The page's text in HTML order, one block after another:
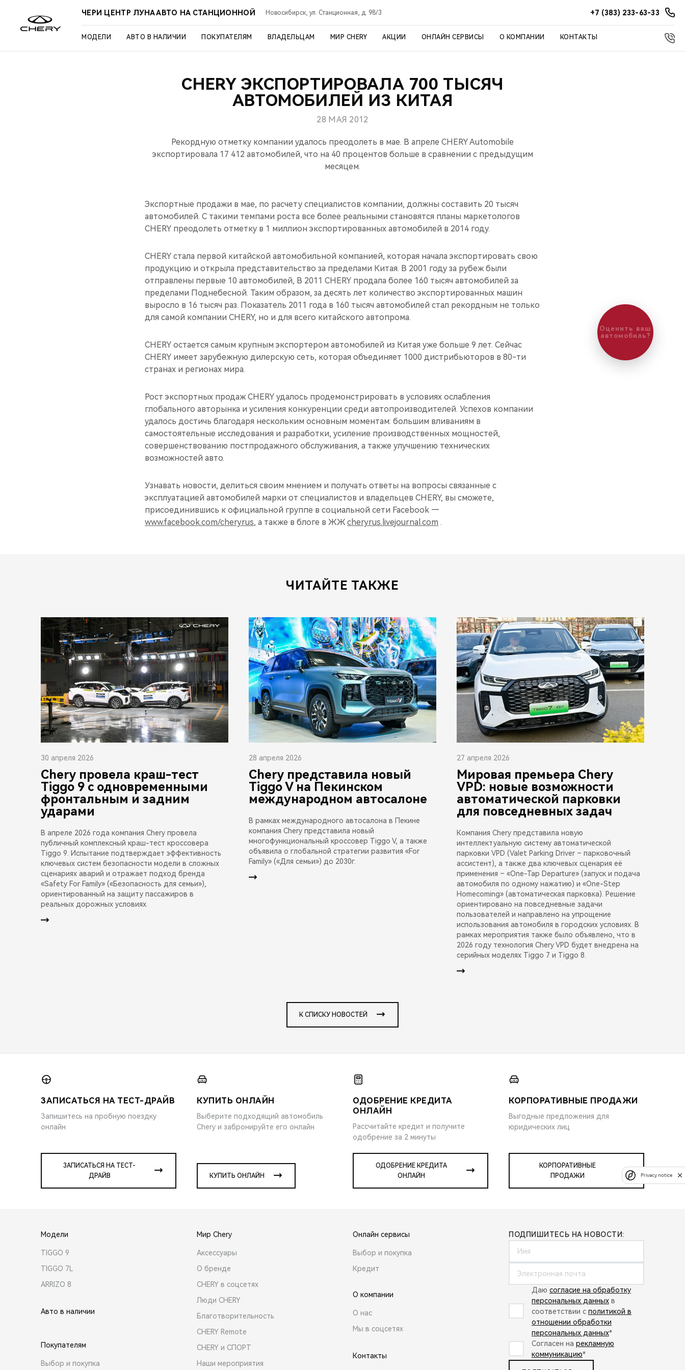
ЧЕРИ ЦЕНТР ЛУНА АВТО НА СТАНЦИОННОЙ Новосибирск, ул. Станционная, д. 98/3 +7 (383) 233-63-33
МОДЕЛИ АВТО В НАЛИЧИИ ПОКУПАТЕЛЯМ ВЛАДЕЛЬЦАМ МИР CHERY АКЦИИ ОНЛАЙН СЕРВИСЫ О КОМПАНИИ КОНТАКТЫ
CHERY ЭКСПОРТИРОВАЛА 700 ТЫСЯЧ
АВТОМОБИЛЕЙ ИЗ КИТАЯ
28 МАЯ 2012
Рекордную отметку компании удалось преодолеть в мае. В апреле CHERY Automobile
экспортировала 17 412 автомобилей, что на 40 процентов больше в сравнении с предыдущим
месяцем.
Экспортные продажи в мае, по расчету специалистов компании, должны составить 20 тысяч
автомобилей. С такими темпами роста все более реальными становятся планы маркетологов
CHERY преодолеть отметку в 1 миллион экспортированных автомобилей в 2014 году.
CHERY стала первой китайской автомобильной компанией, которая начала экспортировать свою
продукцию и открыла представительство за пределами Китая. В 2001 году за рубеж были
отправлены первые 10 автомобилей, В 2011 CHERY продала более 160 тысяч автомобилей за
пределами Поднебесной. Таким образом, за десять лет количество экспортированных машин
выросло в 16 тысяч раз. Показатель 2011 года в 160 тысяч автомобилей стал рекордным не только
для самой компании CHERY, но и для всего китайского автопрома.
CHERY остается самым крупным экспортером автомобилей из Китая уже больше 9 лет. Сейчас
CHERY имеет зарубежную дилерскую сеть, которая объединяет 1000 дистрибьюторов в 80-ти
странах и регионах мира.
Рост экспортных продаж CHERY удалось продемонстрировать в условиях ослабления
глобального авторынка и усиления конкуренции среди автопроизводителей. Успехов компании
удалось достичь благодаря нескольким основным моментам: большим вливаниям в
самостоятельные исследования и разработки, усиление производственных мощностей,
совершенствованию постпродажного обслуживания, а также улучшению технических
возможностей авто.
Узнавать новости, делиться своим мнением и получать ответы на вопросы связанные с
эксплуатацией автомобилей марки от специалистов и владельцев CHERY, вы сможете,
присоединившись к официальной группе в социальной сети Facebook —
www.facebook.com/cheryrus, а также в блоге в ЖЖcheryrus.livejournal.com .
ЧИТАЙТЕ ТАКЖЕ
30 апреля 2026
Chery провела краш-тест
Tiggo 9 с одновременными
фронтальным и задним
ударами
В апреле 2026 года компания Chery провела
публичный комплексный краш-тест кроссовера
Tiggo 9. Испытание подтверждает эффективность
ключевых систем безопасности модели в сложных
сценариях аварий и отражает подход бренда
«Safety For Family» («Безопасность для семьи»),
ориентированный на защиту пассажиров в
реальных дорожных условиях.
28 апреля 2026
Chery представила новый
Tiggo V на Пекинском
международном автосалоне
В рамках международного автосалона в Пекине
компания Chery представила новый
многофункциональный кроссовер Tiggo V, а также
объявила о глобальной стратегии развития «For
Family» («Для семьи») до 2030г.
27 апреля 2026
Мировая премьера Chery
VPD: новые возможности
автоматической парковки
для повседневных задач
Компания Chery представила новую
интеллектуальную систему автоматической
парковки VPD (Valet Parking Driver – парковочный
ассистент), а также два ключевых сценария её
применения – «One-Tap Departure» (запуск и подача
автомобиля по одному нажатию) и «One-Step
Homecoming» (автоматическая парковка). Решение
ориентировано на повседневные задачи
пользователей и направлено на упрощение
использования автомобиля в городских условиях. В
рамках мероприятия также было объявлено, что в
2026 году технология Chery VPD будет внедрена на
серийных моделях Tiggo 7 и Tiggo 8.
К СПИСКУ НОВОСТЕЙ
ЗАПИСАТЬСЯ НА ТЕСТ-ДРАЙВ
Запишитесь на пробную поездку
онлайн
ЗАПИСАТЬСЯ НА ТЕСТ-
ДРАЙВ
КУПИТЬ ОНЛАЙН
Выберите подходящий автомобиль
Chery и забронируйте его онлайн
КУПИТЬ ОНЛАЙН
ОДОБРЕНИЕ КРЕДИТА
ОНЛАЙН
Рассчитайте кредит и получите
одобрение за 2 минуты
ОДОБРЕНИЕ КРЕДИТА
ОНЛАЙН
КОРПОРАТИВНЫЕ ПРОДАЖИ
Выгодные предложения для
юридических лиц
КОРПОРАТИВНЫЕ
ПРОДАЖИ
Модели
TIGGO 9
TIGGO 7L
ARRIZO 8
Авто в наличии
Покупателям
Выбор и покупка
Мир Chery
Аксессуары
О бренде
CHERY в соцсетях
Люди CHERY
Благотворительность
CHERY Remote
CHERY и СПОРТ
Наши мероприятия
Онлайн сервисы
Выбор и покупка
Кредит
О компании
О нас
Мы в соцсетях
Контакты
ПОДПИШИТЕСЬ НА НОВОСТИ:
Даю согласие на обработку
персональных данных в
соответствии с политикой в
отношении обработки
персональных данных*
Согласен на рекламную
коммуникацию*
Оценить ваш
автомобиль?
Privacy notice